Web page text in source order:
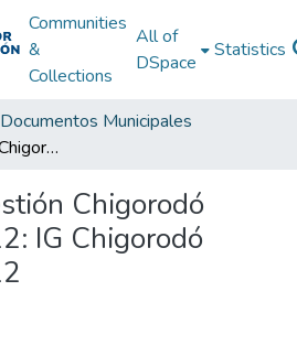
Communities
&
Collections
All of
DSpace
Statistics
Documentos Municipales
Informe de Gestión Chigorodó Antioquia 2012: IG Chigorodó Antioquia 2012
Chigorodó
IG Chigorodó